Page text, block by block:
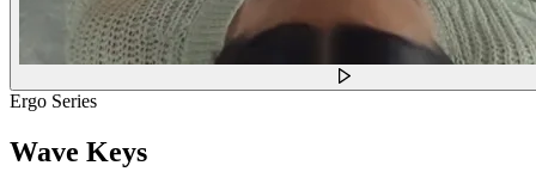
Ergo Series
Wave Keys